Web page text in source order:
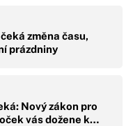
změna času,
prázdniny
Nový zákon pro
vás dožene k…